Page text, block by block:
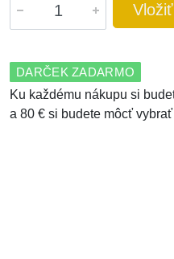
DARČEK ZADARMO
Ku každému nákupu si
a 80 € si budete môcť